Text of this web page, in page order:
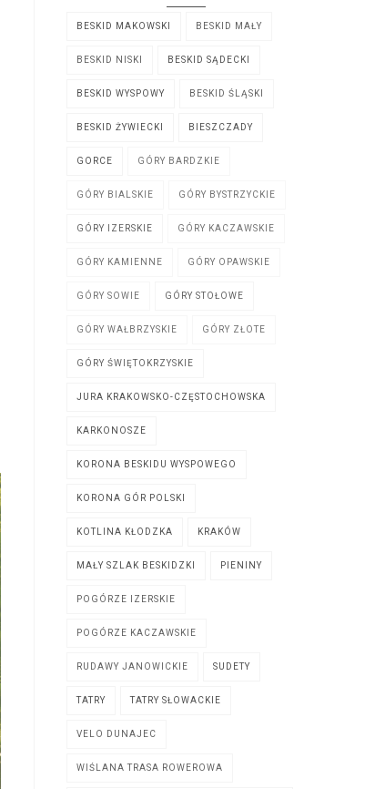
BESKID MAKOWSKI BESKID MAŁY
BESKID NISKI BESKID SĄDECKI
BESKID WYSPOWY BESKID ŚLĄSKI
BESKID ŻYWIECKI BIESZCZADY
GORCE GÓRY BARDZKIE
GÓRY BIALSKIE GÓRY BYSTRZYCKIE
GÓRY IZERSKIE GÓRY KACZAWSKIE
GÓRY KAMIENNE GÓRY OPAWSKIE
GÓRY SOWIE GÓRY STOŁOWE
GÓRY WAŁBRZYSKIE GÓRY ZŁOTE
GÓRY ŚWIĘTOKRZYSKIE
JURA KRAKOWSKO-CZĘSTOCHOWSKA
KARKONOSZE
KORONA BESKIDU WYSPOWEGO
KORONA GÓR POLSKI
KOTLINA KŁODZKA KRAKÓW
MAŁY SZLAK BESKIDZKI PIENINY
POGÓRZE IZERSKIE
POGÓRZE KACZAWSKIE
RUDAWY JANOWICKIE SUDETY
TATRY TATRY SŁOWACKIE
VELO DUNAJEC
WIŚLANA TRASA ROWEROWA